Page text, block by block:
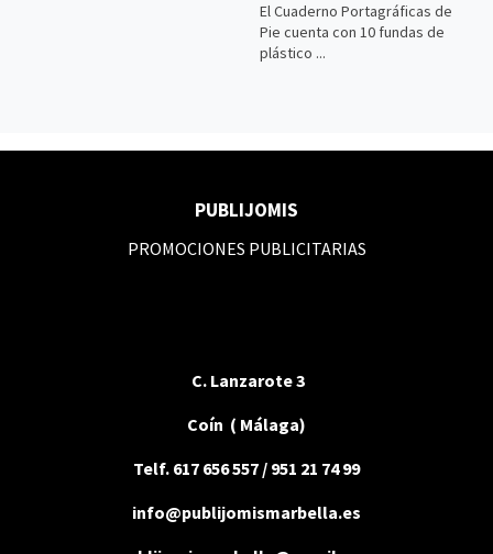
El Cuaderno Portagráficas de
Pie cuenta con 10 fundas de
plástico ...
PUBLIJOMIS
PROMOCIONES PUBLICITARIAS
C. Lanzarote 3
Coín ( Málaga)
Telf. 617 656 557 / 951 21 74 99
info@publijomismarbella.es